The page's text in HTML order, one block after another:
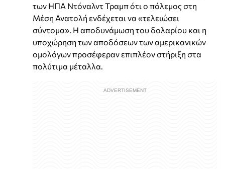
των ΗΠΑ Ντόναλντ Τραμπ ότι ο πόλεμος στη
Μέση Ανατολή ενδέχεται να «τελειώσει
σύντομα». Η αποδυνάμωση του δολαρίου και η
υποχώρηση των αποδόσεων των αμερικανικών
ομολόγων προσέφεραν επιπλέον στήριξη στα
πολύτιμα μέταλλα.